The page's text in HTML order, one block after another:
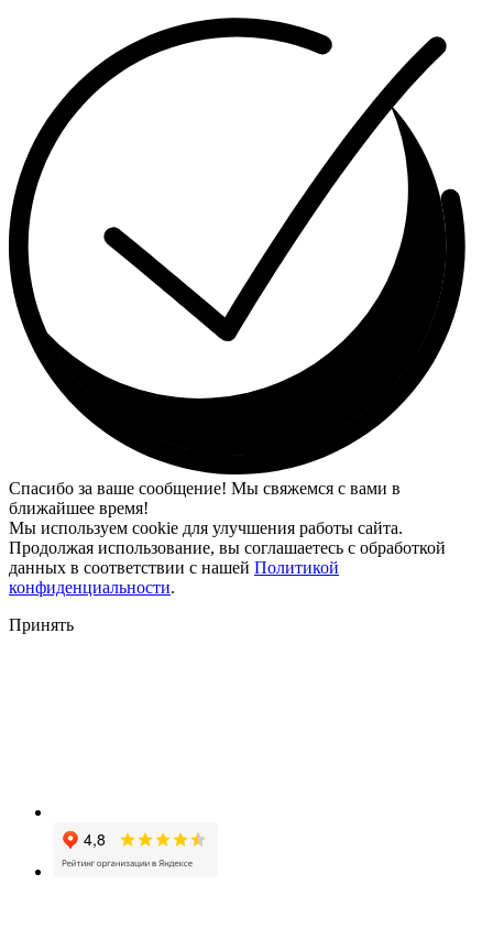
Спасибо за ваше сообщение! Мы свяжемся с вами в
ближайшее время!
Мы используем cookie для улучшения работы сайта.
Продолжая использование, вы соглашаетесь с обработкой
данных в соответствии с нашей Политикой
конфиденциальности.
Принять